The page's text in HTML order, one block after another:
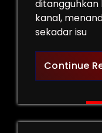
ditangguhkan
kanal,
sekadar isu
Continue